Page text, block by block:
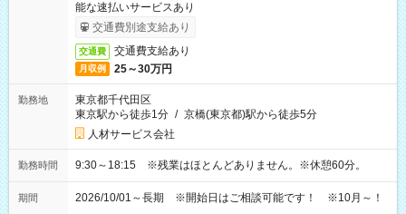
能な速払いサービスあり
交通費別途支給あり
交通費 交通費支給あり
月収例 25～30万円
勤務地
東京都千代田区
東京駅から徒歩1分 / 京橋(東京都)駅から徒歩5分
人材サービス会社
勤務時間 9:30～18:15 ※残業はほとんどありません。※休憩60分。
期間 2026/10/01～長期 ※開始日はご相談可能です！ ※10月～！